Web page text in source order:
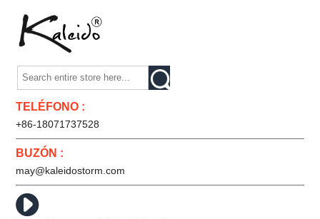

TELÉFONO :
+86-18071737528
BUZÓN :
may@kaleidostorm.com
